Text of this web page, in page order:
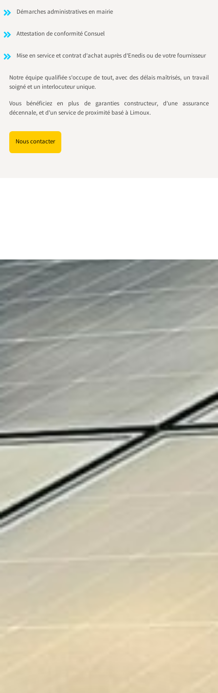
Démarches administratives en mairie
Attestation de conformité Consuel
Mise en service et contrat d’achat auprès d’Enedis ou de votre fournisseur
Notre équipe qualifiée s’occupe de tout, avec des délais maîtrisés, un travail
soigné et un interlocuteur unique.
Vous bénéficiez en plus de garanties constructeur, d’une assurance
décennale, et d’un service de proximité basé à Limoux.
Nous contacter